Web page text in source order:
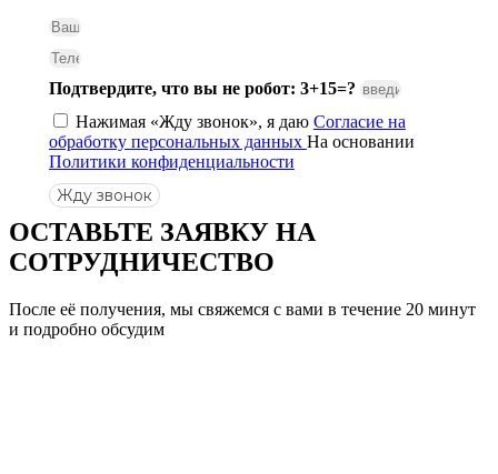
Подтвердите, что вы не робот: 3+15=?
Нажимая «Жду звонок», я даю Согласие на
обработку персональных данных На основании
Политики конфиденциальности
Жду звонок
ОСТАВЬТЕ ЗАЯВКУ НА
СОТРУДНИЧЕСТВО
После её получения, мы свяжемся с вами в течение 20 минут
и подробно обсудим